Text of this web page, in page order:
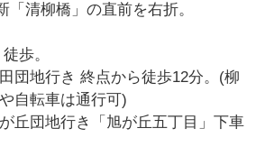
「清柳橋」の直前を右折。
歩。
団地行き 終点から徒歩12分。(柳
自転車は通行可)
丘団地行き「旭が丘五丁目」下車